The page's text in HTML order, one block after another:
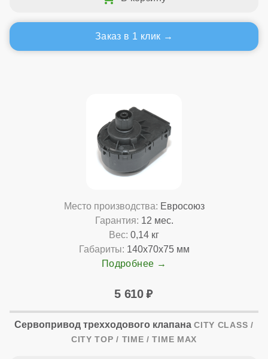
Заказ в 1 клик
Место производства: Евросоюз
Гарантия: 12 мес.
Вес: 0,14 кг
Габариты: 140x70x75 мм
Подробнее
5 610
Сервопривод трехходового клапана CITY CLASS /
CITY TOP / TIME / TIME MAX